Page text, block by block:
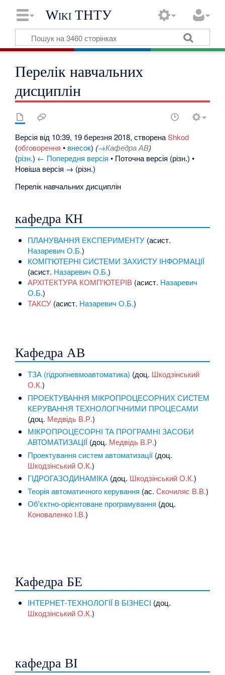
Wiki ТНТУ
Перелік навчальних
дисциплін
Версія від 10:39, 19 березня 2018, створенаShkod
(обговорення • внесок) (→Кафедра АВ)
(різн.) ← Попередня версія • Поточна версія (різн.) •
Новіша версія → (різн.)
Перелік навчальних дисциплін
кафедра КН
ПЛАНУВАННЯ ЕКСПЕРИМЕНТУ(асист.
Назаревич О.Б.)
КОМП'ЮТЕРНІ СИСТЕМИ ЗАХИСТУ ІНФОРМАЦІЇ
(асист. Назаревич О.Б.)
АРХІТЕКТУРА КОМП'ЮТЕРІВ(асист. Назаревич
О.Б.)
ТАКСУ(асист. Назаревич О.Б.)
Кафедра АВ
ТЗА (гідропневмоавтоматика) (доц. Шкодзінський
О.К.)
ПРОЕКТУВАННЯ МІКРОПРОЦЕСОРНИХ СИСТЕМ
КЕРУВАННЯ ТЕХНОЛОГІЧНИМИ ПРОЦЕСАМИ
(доц. Медвідь В.Р.)
МІКРОПРОЦЕСОРНІ ТА ПРОГРАМНІ ЗАСОБИ
АВТОМАТИЗАЦІЇ(доц. Медвідь В.Р.)
Проектування систем автоматизації(доц.
Шкодзінський О.К.)
ГІДРОГАЗОДИНАМІКА(доц. Шкодзінський О.К.)
Теорія автоматичного керування (ас. Скочиляс В.В.)
Об'єктно-орієнтоване програмування (доц.
Коноваленко І.В.)
Кафедра БЕ
ІНТЕРНЕТ-ТЕХНОЛОГІЇ В БІЗНЕСІ (доц.
Шкодзінський О.К.)
кафедра ВІ